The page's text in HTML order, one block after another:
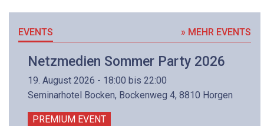
EVENTS » MEHR EVENTS
Netzmedien Sommer Party 2026
19. August 2026 - 18:00 bis 22:00
Seminarhotel Bocken, Bockenweg 4, 8810 Horgen
PREMIUM EVENT